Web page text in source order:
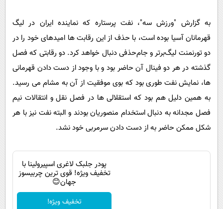
فناوری
گوناگون
حوادث
محیط زیست
سلامت
حیات وحش
سیاست خارجی
روانشناسی
دانلود
به گزارش "ورزش سه"، نفت پرستاره که نماینده ایران در لیگ
قهرمانان آسیا بوده است، با حذف از این رقابت ها امیدهای خود را در
دو تورنمنت لیگ‌برتر و جام‌حذفی دنبال خواهد کرد. دو رقابتی که فصل
گذشته در هر دو فینال آن حاضر بود و با وجود از دست دادن قهرمانی
ها، نمایش نفت طوری بود که بوی موفقیت از آن به مشام می‌ رسید.
به همین دلیل هم بود که استقلالی ها در فصل نقل و انتقالات نیم
فصل مجدانه به دنبال استخدام منصوریان بودند و البته نفت نیز با هر
شکل ممکن حاضر به از دست دادن سرمربی خود نشد.
پودر جلبک لاغری اسپیرولینا با
تخفیف ویژه! قوی ترین چربیسوز
جهان😊
تخفیف ویژه!